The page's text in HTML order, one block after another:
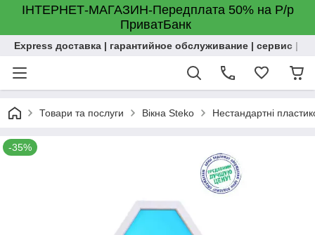
ІНТЕРНЕТ-МАГАЗИН-Передплата 50% на Р/р
ПриватБанк
Express доставка | гарантийное обслуживание | сервис |
Товари та послуги Вікна Steko Нестандартні
-35%